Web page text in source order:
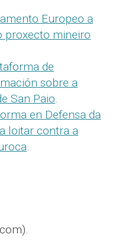
Europeo a
proxecto mineiro
de
sobre a
San Paio.
en Defensa da
loitar contra a
.